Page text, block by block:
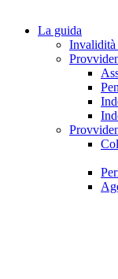
La guida
Invalidità